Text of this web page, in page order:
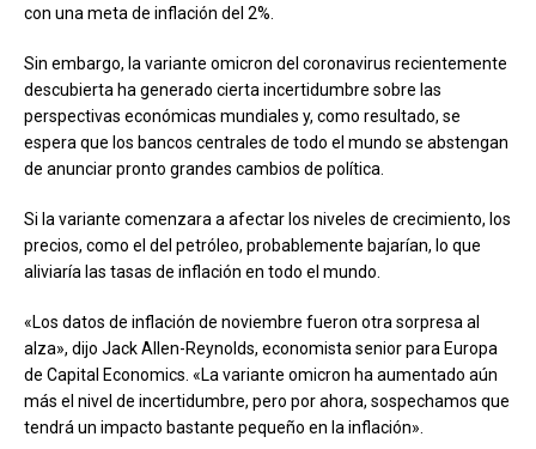
con una meta de inflación del 2%.
Sin embargo, la variante omicron del coronavirus recientemente
descubierta ha generado cierta incertidumbre sobre las
perspectivas económicas mundiales y, como resultado, se
espera que los bancos centrales de todo el mundo se abstengan
de anunciar pronto grandes cambios de política.
Si la variante comenzara a afectar los niveles de crecimiento, los
precios, como el del petróleo, probablemente bajarían, lo que
aliviaría las tasas de inflación en todo el mundo.
«Los datos de inflación de noviembre fueron otra sorpresa al
alza», dijo Jack Allen-Reynolds, economista senior para Europa
de Capital Economics. «La variante omicron ha aumentado aún
más el nivel de incertidumbre, pero por ahora, sospechamos que
tendrá un impacto bastante pequeño en la inflación».